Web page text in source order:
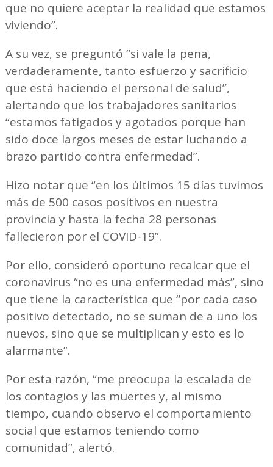
que no quiere aceptar la realidad que estamos
viviendo”.
A su vez, se preguntó “si vale la pena,
verdaderamente, tanto esfuerzo y sacrificio
que está haciendo el personal de salud”,
alertando que los trabajadores sanitarios
“estamos fatigados y agotados porque han
sido doce largos meses de estar luchando a
brazo partido contra enfermedad”.
Hizo notar que “en los últimos 15 días tuvimos
más de 500 casos positivos en nuestra
provincia y hasta la fecha 28 personas
fallecieron por el COVID-19”.
Por ello, consideró oportuno recalcar que el
coronavirus “no es una enfermedad más”, sino
que tiene la característica que “por cada caso
positivo detectado, no se suman de a uno los
nuevos, sino que se multiplican y esto es lo
alarmante”.
Por esta razón, “me preocupa la escalada de
los contagios y las muertes y, al mismo
tiempo, cuando observo el comportamiento
social que estamos teniendo como
comunidad”, alertó.